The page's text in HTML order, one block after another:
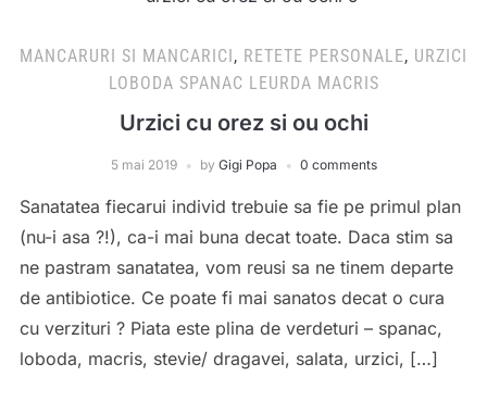
MANCARURI SI MANCARICI , RETETE PERSONALE, URZICI
LOBODA SPANAC LEURDA MACRIS
Urzici cu orez si ou ochi
5 mai 2019 by Gigi Popa 0 comments
Sanatatea fiecarui individ trebuie sa fie pe primul plan
(nu-i asa ?!), ca-i mai buna decat toate. Daca stim sa
ne pastram sanatatea, vom reusi sa ne tinem departe
de antibiotice. Ce poate fi mai sanatos decat o cura
cu verzituri ? Piata este plina de verdeturi – spanac,
loboda, macris, stevie/ dragavei, salata, urzici, […]